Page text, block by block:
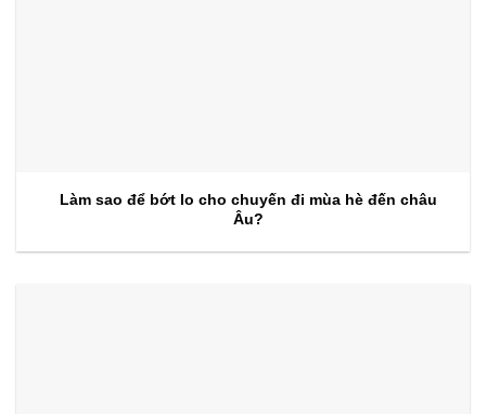
Làm sao để bớt lo cho chuyến đi mùa hè đến châu
Âu?